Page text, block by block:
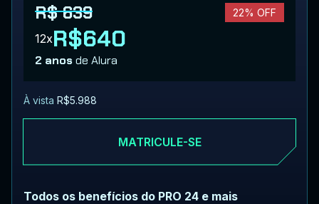
R$ 639 22% OFF
12xR$640
2 anosde Alura
À vista R$5.988
MATRICULE-SE
Todos os benefícios do PRO 24 e mais